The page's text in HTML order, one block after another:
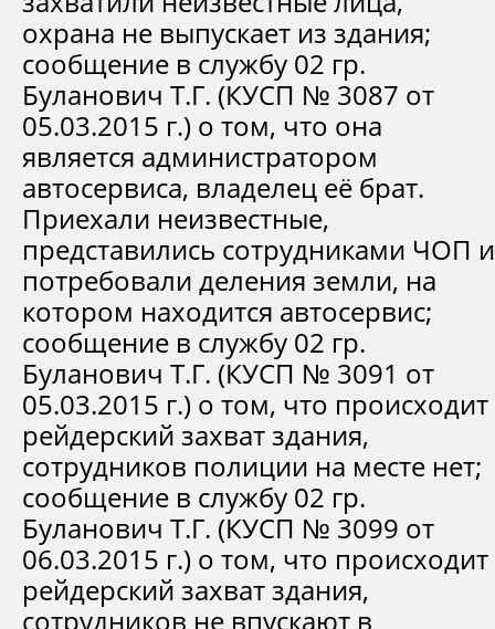
охрана не выпускает из здания;
сообщение в службу 02 гр.
Буланович Т.Г. (КУСП № 3087 от
05.03.2015 г.) о том, что она
является администратором
автосервиса, владелец её брат.
Приехали неизвестные,
представились сотрудниками ЧОП и
потребовали деления земли, на
котором находится автосервис;
сообщение в службу 02 гр.
Буланович Т.Г. (КУСП № 3091 от
05.03.2015 г.) о том, что происходит
рейдерский захват здания,
сотрудников полиции на месте нет;
сообщение в службу 02 гр.
Буланович Т.Г. (КУСП № 3099 от
06.03.2015 г.) о том, что происходит
рейдерский захват здания,
сотрудников не впускают в